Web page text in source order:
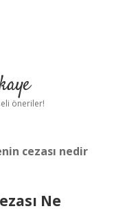
öneriler!
cezası nedir
Ne